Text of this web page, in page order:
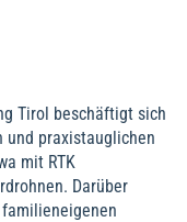
Tirol beschäftigt sich
und praxistauglichen
mit RTK
Darüber